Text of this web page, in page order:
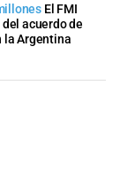
El FMI
acuerdo de
la Argentina